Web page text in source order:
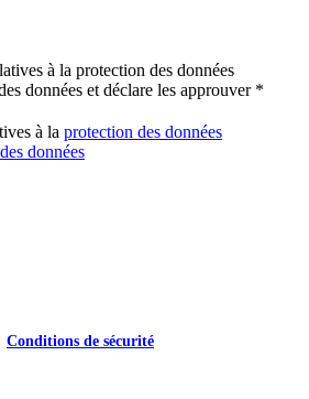
à la protection des données
données et déclare les approuver *
à la protection des données
données
Conditions de sécurité